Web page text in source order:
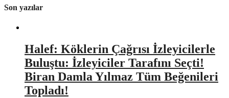
Son yazılar
Halef: Köklerin Çağrısı İzleyicilerle
Buluştu: İzleyiciler Tarafını Seçti!
Biran Damla Yılmaz Tüm Beğenileri
Topladı!